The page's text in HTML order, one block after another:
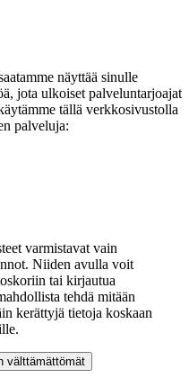
näyttää sinulle
jota ulkoiset palveluntarjoajat
tällä verkkosivustolla
palveluja:
varmistavat vain
Niiden avulla voit
tai kirjautua
tehdä mitään
kerättyjä tietoja koskaan
välttämättömät